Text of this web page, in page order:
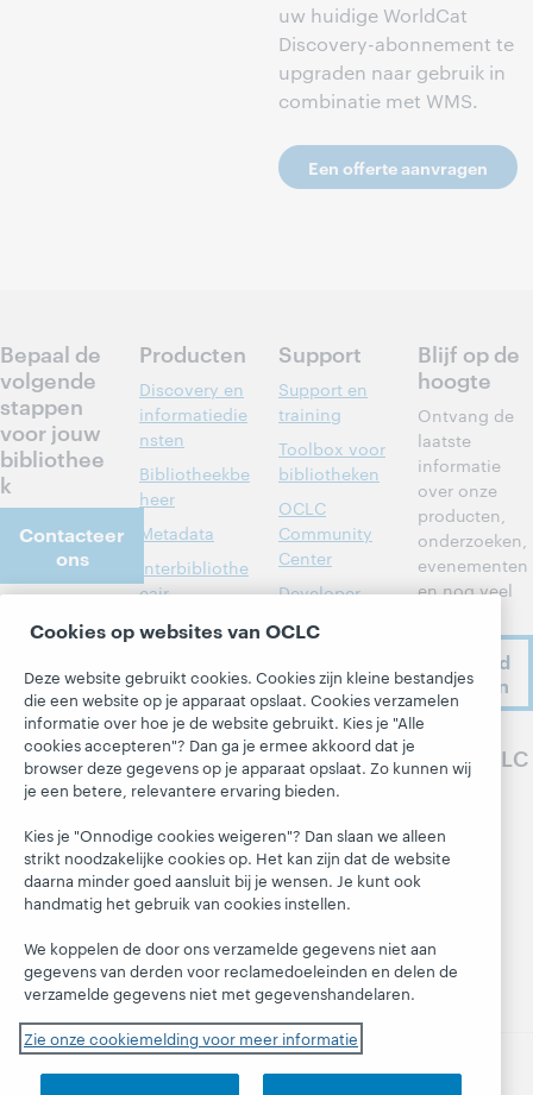
uw huidige WorldCat
Discovery-abonnement te
upgraden naar gebruik in
combinatie met WMS.
Een offerte aanvragen
Bepaal de
volgende
stappen
voor jouw
bibliothee
k
Contacteer
ons
Over
Over OCLC
Werken bij
OCLC
Respect en
Saamhorighei
Financieel
Ons bestuur
Lidmaatschap
Trust Center
Producten
Discovery en
informatiedie
nsten
Bibliotheekbe
heer
Metadata
Interbibliothe
cair
woord
Alle producten
en diensten »
Leren
WebJunction
Evenementen
On-demand
webinars
Support
Support en
training
Toolbox voor
bibliotheken
OCLC
Community
Center
Developer
Systeemstatu
sdashboard
Blogs
Next-blog
Together'
President's
Leadership
Blijf op de
hoogte
Ontvang de
laatste
informatie
over onze
producten,
onderzoeken,
evenementen
en nog veel
Ik meld
me aan
Volg OCLC
Cookies op websites van OCLC
Deze website gebruikt cookies. Cookies zijn kleine bestandjes
die een website op je apparaat opslaat. Cookies verzamelen
informatie over hoe je de website gebruikt. Kies je "Alle
cookies accepteren"? Dan ga je ermee akkoord dat je
browser deze gegevens op je apparaat opslaat. Zo kunnen wij
je een betere, relevantere ervaring bieden.
Kies je "Onnodige cookies weigeren"? Dan slaan we alleen
strikt noodzakelijke cookies op. Het kan zijn dat de website
daarna minder goed aansluit bij je wensen. Je kunt ook
handmatig het gebruik van cookies instellen.
We koppelen de door ons verzamelde gegevens niet aan
gegevens van derden voor reclamedoeleinden en delen de
verzamelde gegevens niet met gegevenshandelaren.
Zie onze cookiemelding voor meer informatie